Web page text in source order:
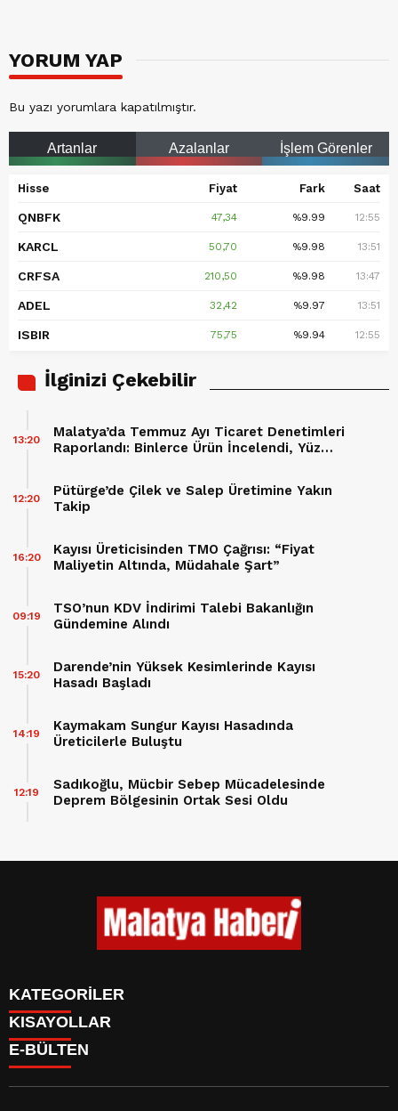
YORUM YAP
Bu yazı yorumlara kapatılmıştır.
Artanlar Azalanlar İşlem Görenler
Hisse Fiyat Fark Saat
QNBFK 47,34 %9.99 12:55
KARCL 50,70 %9.98 13:51
CRFSA 210,50 %9.98 13:47
ADEL 32,42 %9.97 13:51
ISBIR 75,75 %9.94 12:55
İlginizi Çekebilir
Malatya’da Temmuz Ayı Ticaret Denetimleri
Raporlandı: Binlerce Ürün İncelendi, Yüz
13:20
Pütürge’de Çilek ve Salep Üretimine Yakın
Takip
12:20
Kayısı Üreticisinden TMO Çağrısı: “Fiyat
Maliyetin Altında, Müdahale Şart”
16:20
TSO’nun KDV İndirimi Talebi Bakanlığın
Gündemine Alındı
09:19
Darende’nin Yüksek Kesimlerinde Kayısı
Hasadı Başladı
15:20
Kaymakam Sungur Kayısı Hasadında
Üreticilerle Buluştu
14:19
Sadıkoğlu, Mücbir Sebep Mücadelesinde
Deprem Bölgesinin Ortak Sesi Oldu
12:19
KATEGORİLER
GÜNDEM
ASAYİŞ
EKONOMİ
KISAYOLLAR
CANLI BORSA
E-BÜLTEN